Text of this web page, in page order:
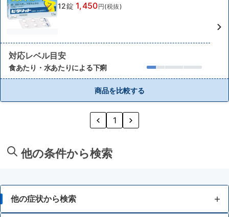
12錠 1,450円(税抜)
対応レベル目安
食あたり・水あたりによる下痢
商品を比較する
1
他の条件から検索
他の症状から検索